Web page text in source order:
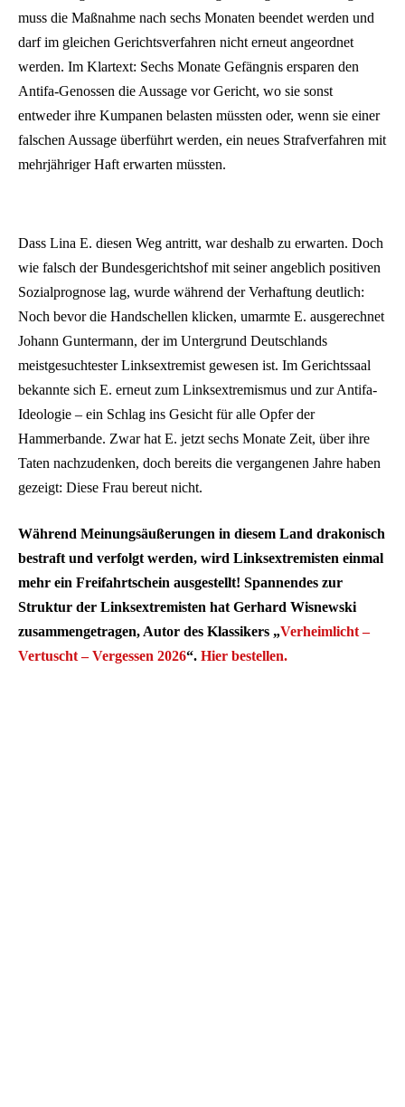
muss die Maßnahme nach sechs Monaten beendet werden und
darf im gleichen Gerichtsverfahren nicht erneut angeordnet
werden. Im Klartext: Sechs Monate Gefängnis ersparen den
Antifa-Genossen die Aussage vor Gericht, wo sie sonst
entweder ihre Kumpanen belasten müssten oder, wenn sie einer
falschen Aussage überführt werden, ein neues Strafverfahren mit
mehrjähriger Haft erwarten müssten.
Dass Lina E. diesen Weg antritt, war deshalb zu erwarten. Doch
wie falsch der Bundesgerichtshof mit seiner angeblich positiven
Sozialprognose lag, wurde während der Verhaftung deutlich:
Noch bevor die Handschellen klicken, umarmte E. ausgerechnet
Johann Guntermann, der im Untergrund Deutschlands
meistgesuchtester Linksextremist gewesen ist. Im Gerichtssaal
bekannte sich E. erneut zum Linksextremismus und zur Antifa-
Ideologie – ein Schlag ins Gesicht für alle Opfer der
Hammerbande. Zwar hat E. jetzt sechs Monate Zeit, über ihre
Taten nachzudenken, doch bereits die vergangenen Jahre haben
gezeigt: Diese Frau bereut nicht.
Während Meinungsäußerungen in diesem Land drakonisch
bestraft und verfolgt werden, wird Linksextremisten einmal
mehr ein Freifahrtschein ausgestellt! Spannendes zur
Struktur der Linksextremisten hat Gerhard Wisnewski
zusammengetragen, Autor des Klassikers „Verheimlicht –
Vertuscht – Vergessen 2026“. Hier bestellen.